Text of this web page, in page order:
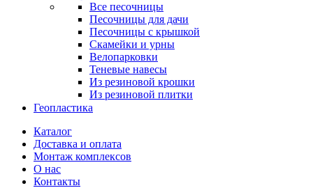
Все песочницы
Песочницы для дачи
Песочницы с крышкой
Скамейки и урны
Велопарковки
Теневые навесы
Из резиновой крошки
Из резиновой плитки
Геопластика
Каталог
Доставка и оплата
Монтаж комплексов
О нас
Контакты